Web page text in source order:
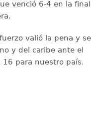
venció 6-4 en la final
valió la pena y se
y del caribe ante el
16 para nuestro país.